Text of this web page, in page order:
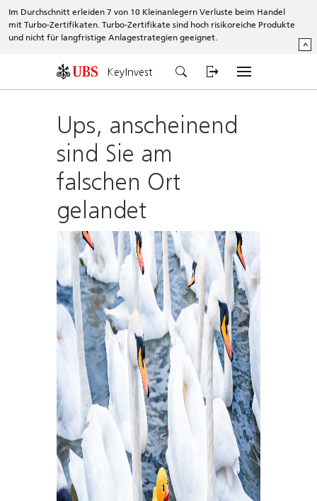
Im Durchschnitt erleiden 7 von 10 Kleinanlegern Verluste beim Handel
mit Turbo-Zertifikaten. Turbo-Zertifikate sind hoch risikoreiche Produkte
und nicht für langfristige Anlagestrategien geeignet.
^
KeyInvest
Ups, anscheinend
sind Sie am
falschen Ort
gelandet